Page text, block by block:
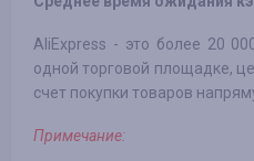
AliExpress - это более 20
одной торговой площадке,
счет покупки товаров
Примечание: